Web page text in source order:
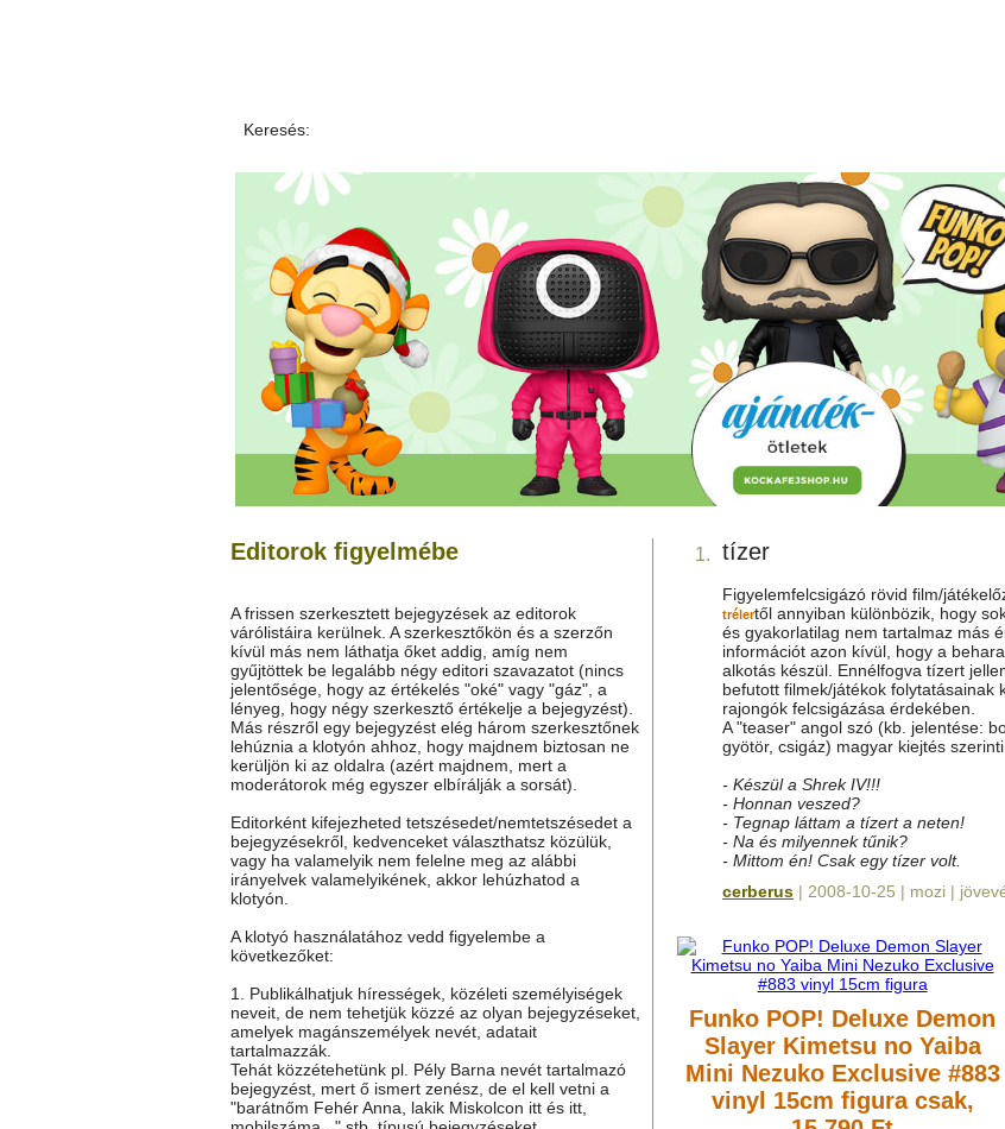
Keresés:
Editorok figyelmébe
A frissen szerkesztett bejegyzések az editorok
várólistáira kerülnek. A szerkesztőkön és a szerzőn
kívül más nem láthatja őket addig, amíg nem
gyűjtöttek be legalább négy editori szavazatot (nincs
jelentősége, hogy az értékelés "oké" vagy "gáz", a
lényeg, hogy négy szerkesztő értékelje a bejegyzést).
Más részről egy bejegyzést elég három szerkesztőnek
lehúznia a klotyón ahhoz, hogy majdnem biztosan ne
kerüljön ki az oldalra (azért majdnem, mert a
moderátorok még egyszer elbírálják a sorsát).
Editorként kifejezheted tetszésedet/nemtetszésedet a
bejegyzésekről, kedvenceket választhatsz közülük,
vagy ha valamelyik nem felelne meg az alábbi
irányelvek valamelyikének, akkor lehúzhatod a
klotyón.
A klotyó használatához vedd figyelembe a
következőket:
1. Publikálhatjuk hírességek, közéleti személyiségek
neveit, de nem tehetjük közzé az olyan bejegyzéseket,
amelyek magánszemélyek nevét, adatait
tartalmazzák.
Tehát közzétehetünk pl. Pély Barna nevét tartalmazó
bejegyzést, mert ő ismert zenész, de el kell vetni a
"barátnőm Fehér Anna, lakik Miskolcon itt és itt,
1. tízer
Figyelemfelcsigázó rövid film/
trélertől annyiban különbözik, hogy
és gyakorlatilag nem tartalmaz más
információt azon kívül, hogy a
alkotás készül. Ennélfogva tízert
befutott filmek/játékok folytatásainak
rajongók felcsigázása érdekében.
A "teaser" angol szó (kb. jelentése:
gyötör, csigáz) magyar kiejtés szerinti
- Készül a Shrek IV!!!
- Honnan veszed?
- Tegnap láttam a tízert a neten!
- Na és milyennek tűnik?
- Mittom én! Csak egy tízer volt.
cerberus | 2008-10-25 | mozi |
Funko POP! Deluxe Demon
Slayer Kimetsu no Yaiba
Mini Nezuko Exclusive #883
vinyl 15cm figuracsak,